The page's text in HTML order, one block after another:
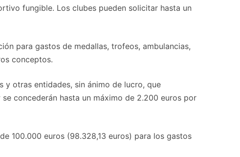
fungible. Los clubes pueden solicitar hasta un
para gastos de medallas, trofeos, ambulancias,
conceptos.
otras entidades, sin ánimo de lucro, que
concederán hasta un máximo de 2.200 euros por
100.000 euros (98.328,13 euros) para los gastos